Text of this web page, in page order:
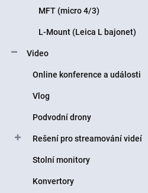
MFT (micro 4/3)
L-Mount (Leica L bajonet)
Video
Online konference a události
Vlog
Podvodní drony
Rešení pro streamování videí
Stolní monitory
Konvertory